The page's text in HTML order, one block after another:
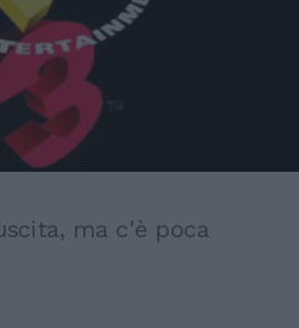
ma c'è poca